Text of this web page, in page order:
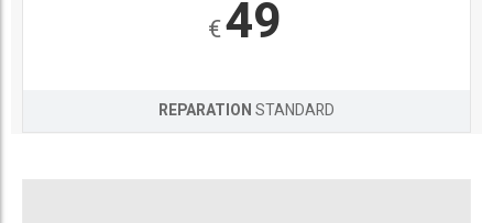
€49
REPARATIONSTANDARD